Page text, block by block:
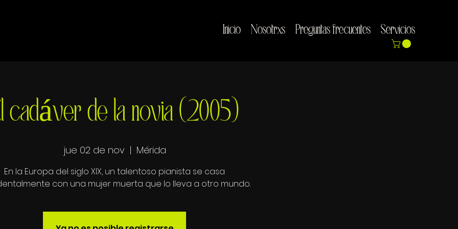
Inicio Nosotrxs Preguntas frecuentes Servicios
cadáver de la novia (2005)
jue 02 de nov
  |
Mérida
En la Europa del siglo XIX, un talentoso pianista se casa
accidentalmente con una mujer muerta que lo lleva a otro mundo.